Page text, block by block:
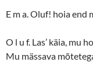
E m a. Oluf! hoia end
O l u f. Las’ käia, mu
Mu mässava